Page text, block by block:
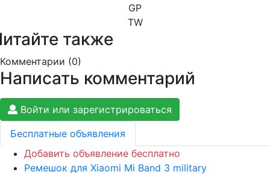
GP
TW
также
Комментарии (0)
Написать комментарий
Войти или зарегистрироваться
Бесплатные объявления
Добавить объявление бесплатно
Ремешок для Xiaomi Mi Band 3 military